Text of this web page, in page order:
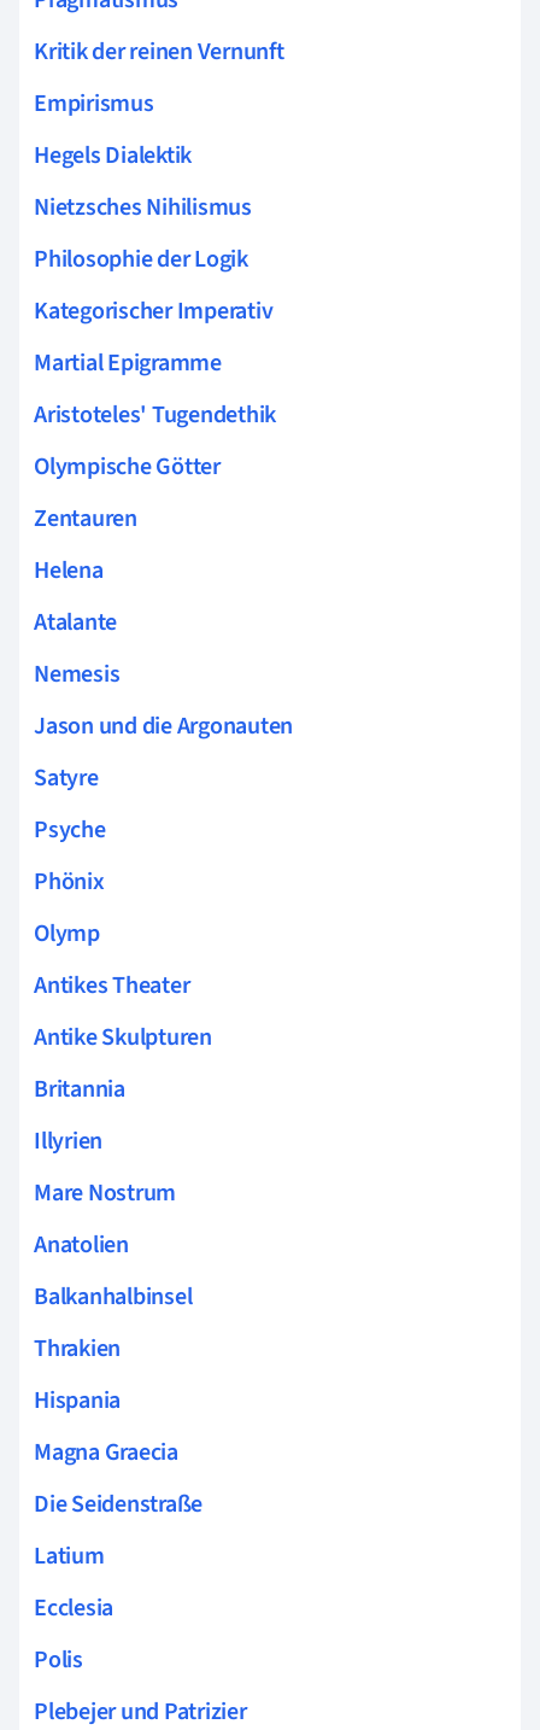
Kritik der reinen Vernunft
Empirismus
Hegels Dialektik
Nietzsches Nihilismus
Philosophie der Logik
Kategorischer Imperativ
Martial Epigramme
Aristoteles' Tugendethik
Olympische Götter
Zentauren
Helena
Atalante
Nemesis
Jason und die Argonauten
Satyre
Psyche
Phönix
Olymp
Antikes Theater
Antike Skulpturen
Britannia
Illyrien
Mare Nostrum
Anatolien
Balkanhalbinsel
Thrakien
Hispania
Magna Graecia
Die Seidenstraße
Latium
Ecclesia
Polis
Plebejer und Patrizier